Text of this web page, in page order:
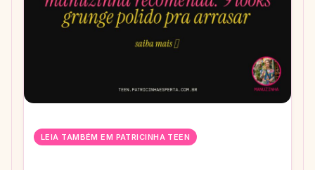
LEIA TAMBÉM EM PATRICINHA TEEN